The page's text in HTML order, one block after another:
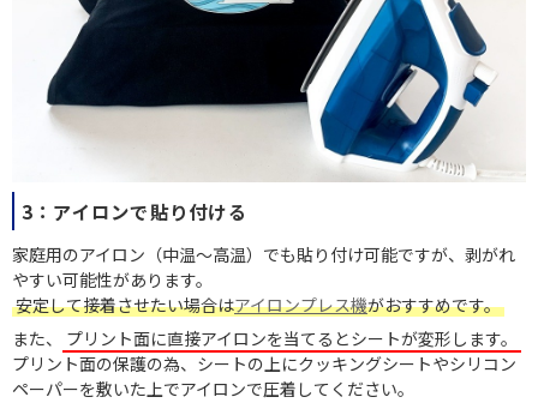
3：アイロンで貼り付ける
家庭用のアイロン（中温～高温）でも貼り付け可能ですが、剥がれ
やすい可能性があります。
安定して接着させたい場合はアイロンプレス機がおすすめです。
また、
プリント面に直接アイロンを当てるとシートが変形します。
プリント面の保護の為、シートの上にクッキングシートやシリコン
ペーパーを敷いた上でアイロンで圧着してください。